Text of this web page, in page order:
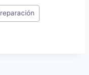
reparación